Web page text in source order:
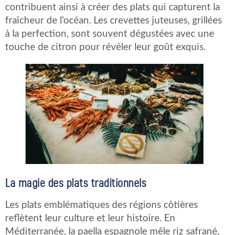
contribuent ainsi à créer des plats qui capturent la
fraîcheur de l’océan. Les crevettes juteuses, grillées
à la perfection, sont souvent dégustées avec une
touche de citron pour révéler leur goût exquis.
La magie des plats traditionnels
Les plats emblématiques des régions côtières
reflètent leur culture et leur histoire. En
Méditerranée, la paella espagnole mêle riz safrané,